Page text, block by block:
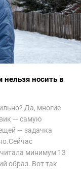
носить в
Да, многие
— самую
— задачка
минимум 13
образ. Вот так